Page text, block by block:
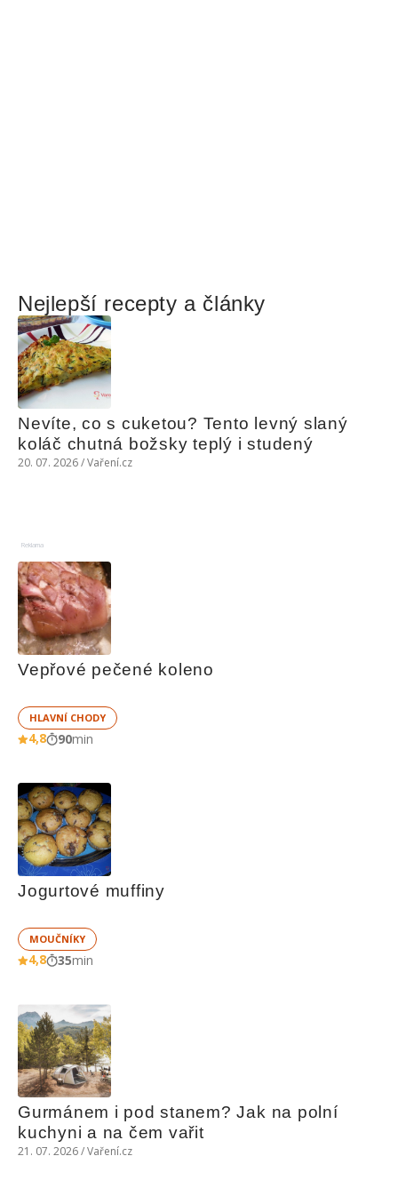
Nejlepší recepty a články
Nevíte, co s cuketou? Tento levný slaný
koláč chutná božsky teplý i studený
20. 07. 2026 / Vaření.cz
Reklama
Vepřové pečené koleno
HLAVNÍ CHODY
4,8 90min
Jogurtové muffiny
MOUČNÍKY
4,8 35min
Gurmánem i pod stanem? Jak na polní
kuchyni a na čem vařit
21. 07. 2026 / Vaření.cz